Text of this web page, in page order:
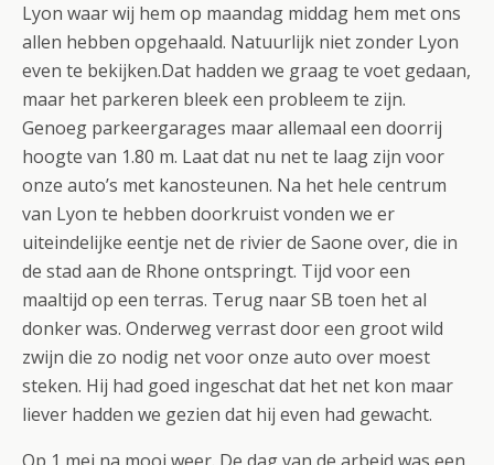
Lyon waar wij hem op maandag middag hem met ons
allen hebben opgehaald. Natuurlijk niet zonder Lyon
even te bekijken.Dat hadden we graag te voet gedaan,
maar het parkeren bleek een probleem te zijn.
Genoeg parkeergarages maar allemaal een doorrij
hoogte van 1.80 m. Laat dat nu net te laag zijn voor
onze auto’s met kanosteunen. Na het hele centrum
van Lyon te hebben doorkruist vonden we er
uiteindelijke eentje net de rivier de Saone over, die in
de stad aan de Rhone ontspringt. Tijd voor een
maaltijd op een terras. Terug naar SB toen het al
donker was. Onderweg verrast door een groot wild
zwijn die zo nodig net voor onze auto over moest
steken. Hij had goed ingeschat dat het net kon maar
liever hadden we gezien dat hij even had gewacht.